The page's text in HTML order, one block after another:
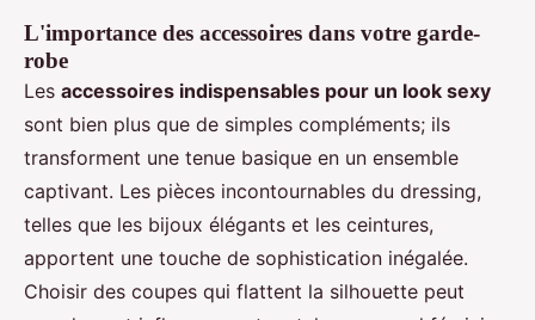
L'importance des accessoires dans votre garde-
robe
Les accessoires indispensables pour un look sexy
sont bien plus que de simples compléments; ils
transforment une tenue basique en un ensemble
captivant. Les pièces incontournables du dressing,
telles que les bijoux élégants et les ceintures,
apportent une touche de sophistication inégalée.
Choisir des coupes qui flattent la silhouette peut